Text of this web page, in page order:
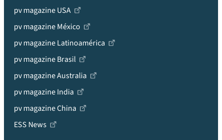
pv magazine USA
pv magazine México
pv magazine Latinoamérica
pv magazine Brasil
pv magazine Australia
pv magazine India
pv magazine China
ESS News